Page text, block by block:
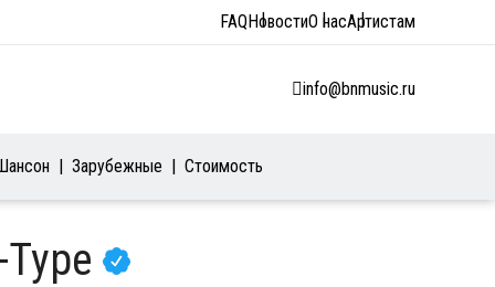
FAQНовостиО насАртистам
info@bnmusic.ru
Зарубежные Стоимость